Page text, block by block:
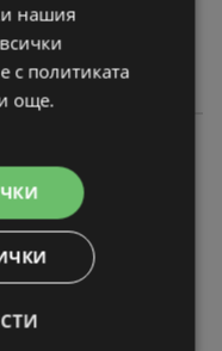
нашия
с политиката
още.